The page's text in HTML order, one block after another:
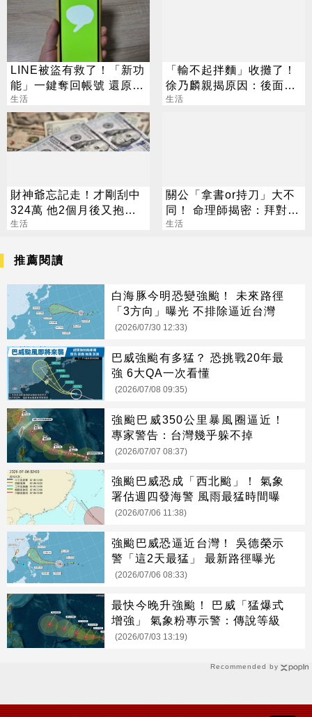
LINE被盜有救了！「新功
能」一鍵奪回帳號 還原聊
天紀錄
生活
「輸不起拌麵」收攤了！
徐乃麟親揭原因：後面慢
慢就很淡
生活
財神爺忘記走！才剛刮中
324萬 他2個月後又抱回
3243萬
生活
關公「拿書or持刀」大不
同！ 命理師揭密：拜對大
加分、拜錯恐虧本
生活
Recommended by
推薦閱讀
白海豚今明恐變強颱！ 未來路徑
「3方向」曝光 不排除逼近台灣
(2026/07/30 12:33)
巴威強颱有多猛？ 恐挑戰20年最
強 6大QA一次看懂
(2026/07/08 09:35)
強颱巴威350公里暴風圈逼近！
專家警告：台灣幾乎躲不掉
(2026/07/07 08:37)
強颱巴威恐成「西北颱」！ 氣象
署估週四發海警 風雨最猛時間曝
(2026/07/06 11:38)
強颱巴威恐逼近台灣！ 吳德榮示
警「這2天最猛」 最新路徑曝光
(2026/07/06 08:33)
最快今晚升強颱！ 巴威「猛爆式
增強」 氣象粉專示警：傳說等級
(2026/07/03 13:19)